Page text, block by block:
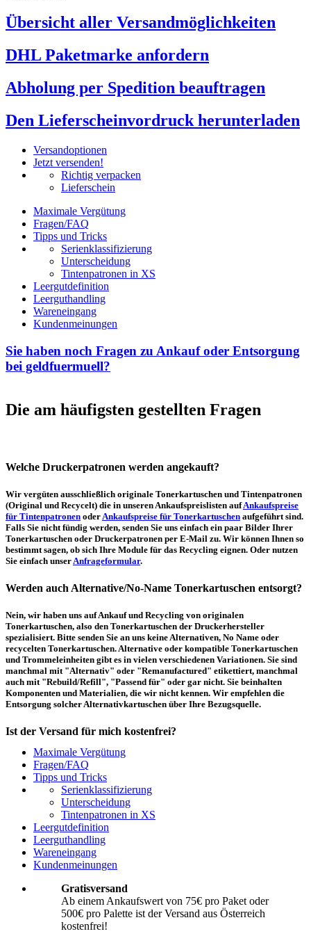
Übersicht aller Versandmöglichkeiten
DHL Paketmarke anfordern
Abholung per Spedition beauftragen
Den Lieferscheinvordruck herunterladen
Versandoptionen
Jetzt versenden!
Richtig verpacken
Lieferschein
Maximale Vergütung
Fragen/FAQ
Tipps und Tricks
Serienklassifizierung
Unterscheidung
Tintenpatronen in XS
Leergutdefinition
Leerguthandling
Wareneingang
Kundenmeinungen
Sie haben noch Fragen zu Ankauf oder Entsorgung
bei geldfuermuell?
Die am häufigsten gestellten Fragen
Welche Druckerpatronen werden angekauft?
Wir vergüten ausschließlich originale Tonerkartuschen und Tintenpatronen
(Original und Recycelt) die in unseren Ankaufspreislisten aufAnkaufspreise
für Tintenpatronen oder Ankaufspreise für Tonerkartuschen aufgeführt sind.
Falls Sie nicht fündig werden, senden Sie uns einfach ein paar Bilder Ihrer
Tonerkartuschen oder Druckerpatronen per E-Mail zu. Wir können Ihnen so
bestimmt sagen, ob sich Ihre Module für das Recycling eignen. Oder nutzen
Sie einfach unser Anfrageformular.
Werden auch Alternative/No-Name Tonerkartuschen entsorgt?
Nein, wir haben uns auf Ankauf und Recycling von originalen
Tonerkartuschen, also den Tonerkartuschen der Druckerhersteller
spezialisiert. Bitte senden Sie an uns keine Alternativen, No Name oder
recycelten Tonerkartuschen. Alternative oder kompatible Tonerkartuschen
und Trommeleinheiten gibt es in vielen verschiedenen Variationen. Sie sind
manchmal mit "Alternativ" oder "Remanufactured" etikettiert, manchmal
auch mit "Rebuild/Refill", "Passend für" oder gar nicht. Sie beinhalten
Komponenten und Materialien, die wir nicht kennen. Wir empfehlen die
Entsorgung solcher Alternativkartuschen über Ihre Bezugsquelle.
Ist der Versand für mich kostenfrei?
Ein kostenfreier Versand aus Österreich (per Paketmarke oder Abholung) ist
erst ab einem Ankaufswert von 75,00€ pro Paket bzw. 500,00€ pro Palette
möglich. Unter diesen Werten belaufen sich die Rücksendekosten auf 10,71€
pro Paket bzw. 119,00€ pro Palette (inkl. MwSt.). Diese werden vom
eingesandten Ankaufswert abgezogen. Falls Sie die o. g. Werte nicht
erreichen, empfehlen wir Ihnen den Versand auf eigene Kosten! Unter
Versand können Sie den Versandablauf beginnen.
Wie muss ich die Kartuschen und Patronen verpacken?
sich um hochempfindliche Konstruktionen. Daher ist es wichtig, dass Sie für
eine sichere Transportverpackung sorgen. Die Verpackung muss den Inhalt
der Sendung gegen Beanspruchungen, denen sie normalerweise während des
Versandes ausgesetzt ist (z.B. durch Druck, Stoß, Fall oder Vibration) sicher
Maximale Vergütung
Fragen/FAQ
Tipps und Tricks
Serienklassifizierung
Unterscheidung
Tintenpatronen in XS
Leergutdefinition
Leerguthandling
Wareneingang
Kundenmeinungen
Gratisversand
Ab einem Ankaufswert von 75€ pro Paket oder
500€ pro Palette ist der Versand aus Österreich
kostenfrei!